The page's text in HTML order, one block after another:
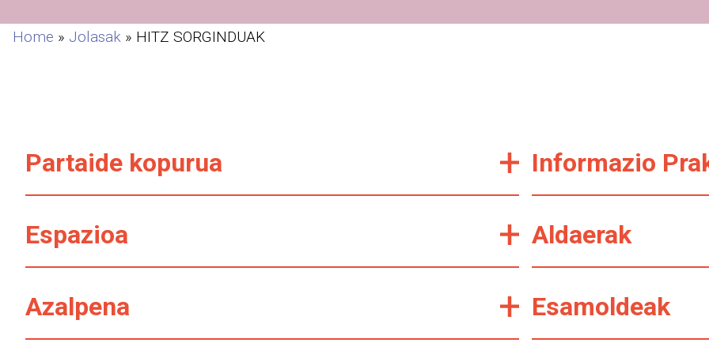
Home » Jolasak » HITZ SORGINDUAK
Partaide kopurua Informazio
Espazioa Aldaerak
Azalpena Esamoldeak